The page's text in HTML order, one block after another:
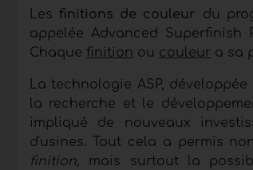
Lesfinitions de couleur du
appelée Advanced Superfinish
Chaque finition ou couleur a sa
La technologie ASP,
la recherche et le
impliqué de nouveaux
d'usines. Tout cela a permis
finition, mais surtout la